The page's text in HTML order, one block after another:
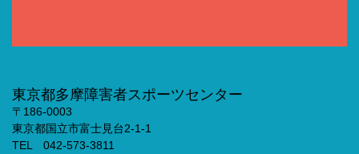
東京都多摩障害者スポーツセンター
〒186-0003
東京都国立市富士見台2-1-1
TEL 042-573-3811